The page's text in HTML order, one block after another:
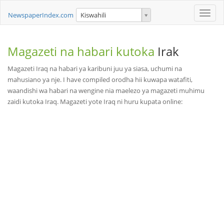
Toggle
NewspaperIndex.com Kiswahili
Magazeti na habari kutoka Irak
Magazeti Iraq na habari ya karibuni juu ya siasa, uchumi na
mahusiano ya nje. I have compiled orodha hii kuwapa watafiti,
waandishi wa habari na wengine nia maelezo ya magazeti muhimu
zaidi kutoka Iraq. Magazeti yote Iraq ni huru kupata online: